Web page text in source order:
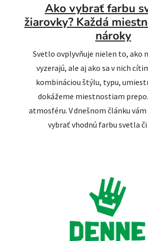
Ako vybrať farbu
žiarovky? Každá
nároky
Svetlo ovplyvňuje nielen to, ako
vyzerajú, ale aj ako sa v nich
kombináciou štýlu, typu,
dokážeme miestnostiam
atmosféru. V dnešnom článku
vybrať vhodnú farbu svetla či